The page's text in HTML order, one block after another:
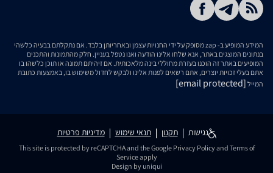
המידע המופיע ב- zap מסופק על ידי החנויות עצמן ובאחריותן בלבד. אם נתקלתם בבעיה כלשהי
בנתונים המוצגים באתר, אנא שלחו אלינו הודעה ואנו נטפל בעניין. חלק מהתמונות והתכנים
המופיעים באתר זה הוכנו בעזרת מחוללי בינה מלאכותית. אם זיהיתם תמונה או תוכן כלשהו בו
אתם בעלי זכויות יוצרים, אתם רשאים לפנות אלינו ולבקש לחדול משימוש בו, באמצעות כתובת
המייל [email protected]
נגישות תקנון תנאי שימוש מדיניות פרטיות
This site is protected by reCAPTCHA and the Google Privacy Policyand Terms of
Serviceapply
Design by uniqui